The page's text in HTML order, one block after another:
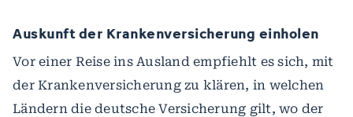
Auskunft der Krankenversicherung einholen
Vor einer Reise ins Ausland empfiehlt es sich, mit
der Krankenversicherung zu klären, in welchen
Ländern die deutsche Versicherung gilt, wo der